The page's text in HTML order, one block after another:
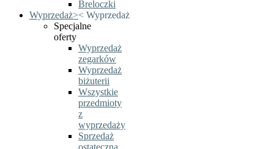
Breloczki
Wyprzedaż>< Wyprzedaż
Specjalne
oferty
Wyprzedaż
zegarków
Wyprzedaż
biżuterii
Wszystkie
przedmioty
z
wyprzedaży
Sprzedaż
ostateczna